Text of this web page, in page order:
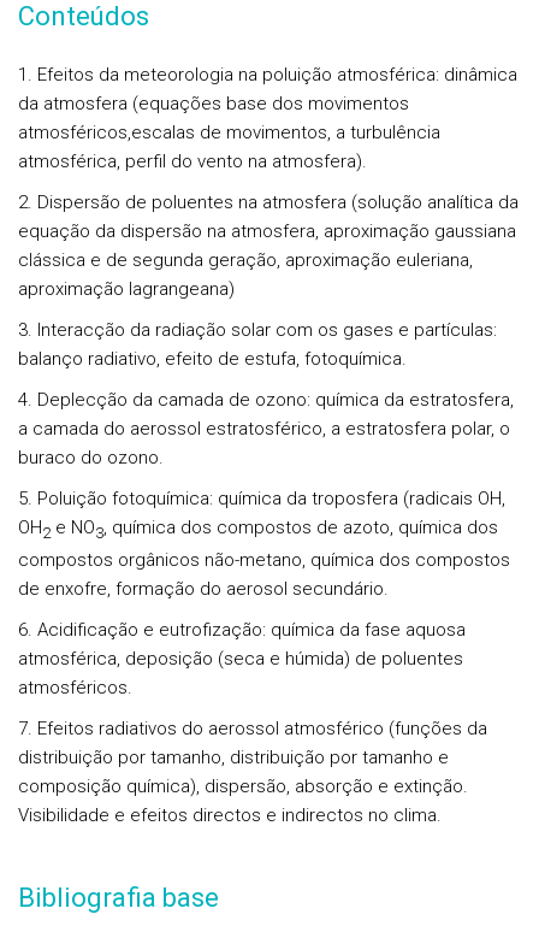
Conteúdos
1. Efeitos da meteorologia na poluição atmosférica: dinâmica
da atmosfera (equações base dos movimentos
atmosféricos,escalas de movimentos, a turbulência
atmosférica, perfil do vento na atmosfera).
2. Dispersão de poluentes na atmosfera (solução analítica da
equação da dispersão na atmosfera, aproximação gaussiana
clássica e de segunda geração, aproximação euleriana,
aproximação lagrangeana)
3. Interacção da radiação solar com os gases e partículas:
balanço radiativo, efeito de estufa, fotoquímica.
4. Deplecção da camada de ozono: química da estratosfera,
a camada do aerossol estratosférico, a estratosfera polar, o
buraco do ozono.
5. Poluição fotoquímica: química da troposfera (radicais OH,
OH2 e NO3, química dos compostos de azoto, química dos
compostos orgânicos não-metano, química dos compostos
de enxofre, formação do aerosol secundário.
6. Acidificação e eutrofização: química da fase aquosa
atmosférica, deposição (seca e húmida) de poluentes
atmosféricos.
7. Efeitos radiativos do aerossol atmosférico (funções da
distribuição por tamanho, distribuição por tamanho e
composição química), dispersão, absorção e extinção.
Visibilidade e efeitos directos e indirectos no clima.
Bibliografia base